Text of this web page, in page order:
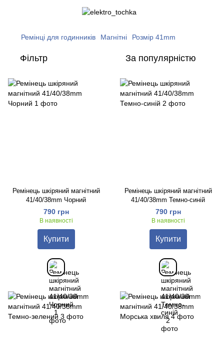
Ремінці для годинників Магнітні Розмір 41mm
Фільтр За популярністю
Ремінець шкіряний магнітний
41/40/38mm Чорний
790 грн
В наявності
Купити
Ремінець шкіряний магнітний
41/40/38mm Темно-синій
790 грн
В наявності
Купити